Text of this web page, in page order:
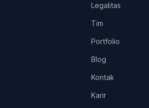
Legalitas
Tim
Portfolio
Blog
Kontak
Karir